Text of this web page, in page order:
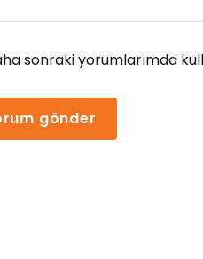
sonraki yorumlarımda